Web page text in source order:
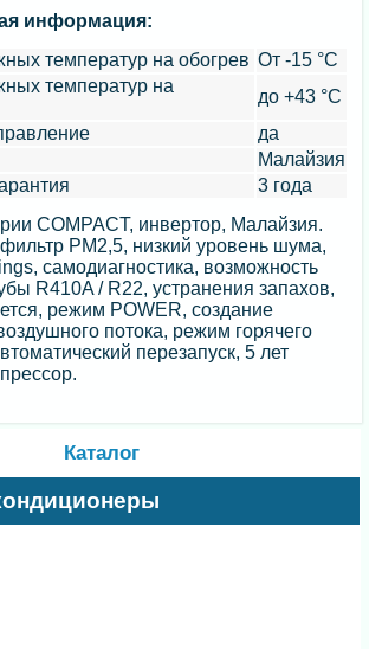
информация:
температур на обогрев От -15 °C
температур на
до +43 °C
да
Малайзия
3 года
COMPACT, инвертор, Малайзия.
PM2,5, низкий уровень шума,
самодиагностика, возможность
R410A / R22, устранения запахов,
режим POWER, создание
потока, режим горячего
перезапуск, 5 лет
Каталог